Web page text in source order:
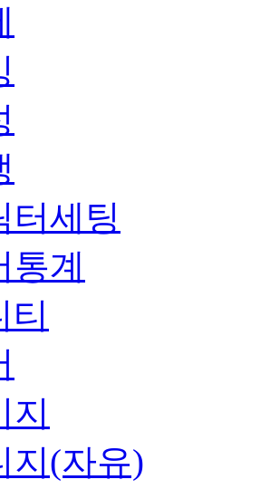
터세팅
통계
티
지
지(자유)